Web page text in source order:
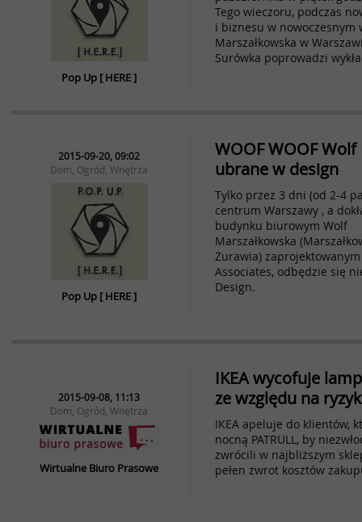
Pop Up [ HERE ]
Tego wieczoru, podczas
i biznesu w nowoczesnym
Marszałkowska w
Surówka poprowadzi
2015-09-20, 09:02
Dom, Ogród, Wnętrza
Pop Up [ HERE ]
WOOF WOOF
ubrane w design
Tylko przez 3 dni (od 2-4
centrum Warszawy , a
budynku biurowym Wolf
Marszałkowska
Żurawia) zaprojektowanym
Associates, odbędzie się
Design.
2015-09-08, 11:13
Dom, Ogród, Wnętrza
Wirtualne Biuro Prasowe
IKEA wycofuje
ze względu na
IKEA apeluje do klientów,
nocną PATRULL, by
zwrócili w najbliższym
pełen zwrot kosztów